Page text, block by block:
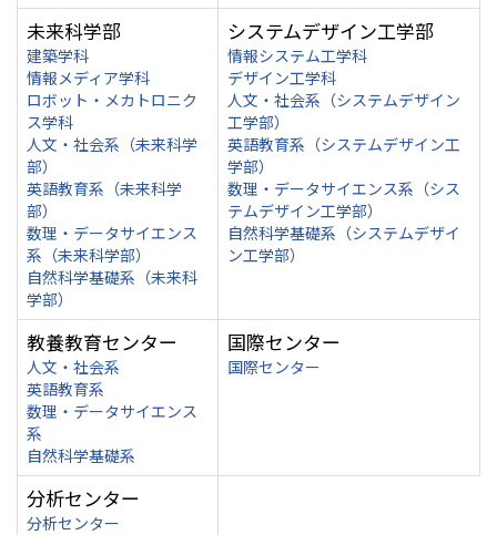
未来科学部
建築学科
情報メディア学科
ロボット・メカトロニク
ス学科
人文・社会系（未来科学
部）
英語教育系（未来科学
部）
数理・データサイエンス
系（未来科学部）
自然科学基礎系（未来科
学部）
システムデザイン工学部
情報システム工学科
デザイン工学科
人文・社会系（システムデザイン
工学部）
英語教育系（システムデザイン工
学部）
数理・データサイエンス系（シス
テムデザイン工学部）
自然科学基礎系（システムデザイ
ン工学部）
教養教育センター
人文・社会系
英語教育系
数理・データサイエンス
系
自然科学基礎系
国際センター
国際センター
分析センター
分析センター